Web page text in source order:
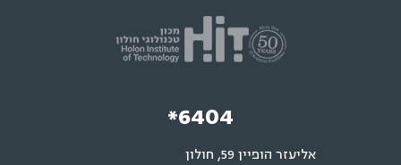
*6404
אליעזר הופיין 59, חולון